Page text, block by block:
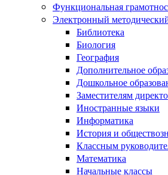
Функциональная
Электронный
Библиотека
Биология
География
Дополнительное
Дошкольное
Заместителям
Иностранные языки
Информатика
История и
Классным
Математика
Начальные классы